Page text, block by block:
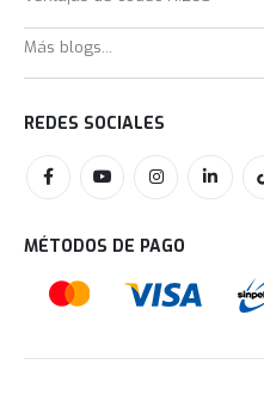
Más blogs...
REDES SOCIALES
MÉTODOS DE PAGO